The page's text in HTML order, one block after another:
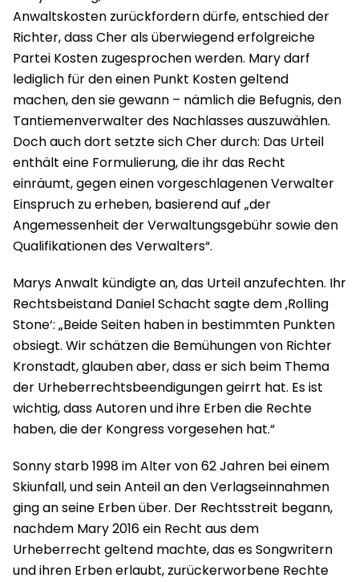
Anwaltskosten zurückfordern dürfe, entschied der
Richter, dass Cher als überwiegend erfolgreiche
Partei Kosten zugesprochen werden. Mary darf
lediglich für den einen Punkt Kosten geltend
machen, den sie gewann – nämlich die Befugnis, den
Tantiemenverwalter des Nachlasses auszuwählen.
Doch auch dort setzte sich Cher durch: Das Urteil
enthält eine Formulierung, die ihr das Recht
einräumt, gegen einen vorgeschlagenen Verwalter
Einspruch zu erheben, basierend auf „der
Angemessenheit der Verwaltungsgebühr sowie den
Qualifikationen des Verwalters“.
Marys Anwalt kündigte an, das Urteil anzufechten. Ihr
Rechtsbeistand Daniel Schacht sagte dem ‚Rolling
Stone‘: „Beide Seiten haben in bestimmten Punkten
obsiegt. Wir schätzen die Bemühungen von Richter
Kronstadt, glauben aber, dass er sich beim Thema
der Urheberrechtsbeendigungen geirrt hat. Es ist
wichtig, dass Autoren und ihre Erben die Rechte
haben, die der Kongress vorgesehen hat.“
Sonny starb 1998 im Alter von 62 Jahren bei einem
Skiunfall, und sein Anteil an den Verlagseinnahmen
ging an seine Erben über. Der Rechtsstreit begann,
nachdem Mary 2016 ein Recht aus dem
Urheberrecht geltend machte, das es Songwritern
und ihren Erben erlaubt, zurückerworbene Rechte